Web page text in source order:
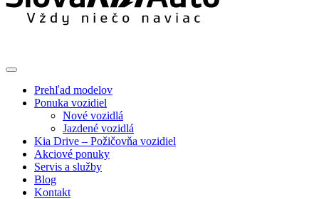
Prehľad modelov
Ponuka vozidiel
Nové vozidlá
Jazdené vozidlá
Kia Drive – Požičovňa vozidiel
Akciové ponuky
Servis a služby
Blog
Kontakt